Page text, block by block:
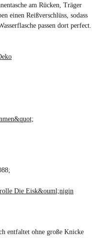
am Rücken, Träger
einen Reißverschlüss, sodass
passen dort perfect.
entfaltet ohne große Knicke